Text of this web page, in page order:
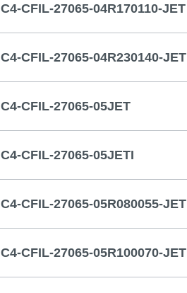
C4-CFIL-27065-04R170110-JET
C4-CFIL-27065-04R230140-JET
C4-CFIL-27065-05JET
C4-CFIL-27065-05JETI
C4-CFIL-27065-05R080055-JET
C4-CFIL-27065-05R100070-JET